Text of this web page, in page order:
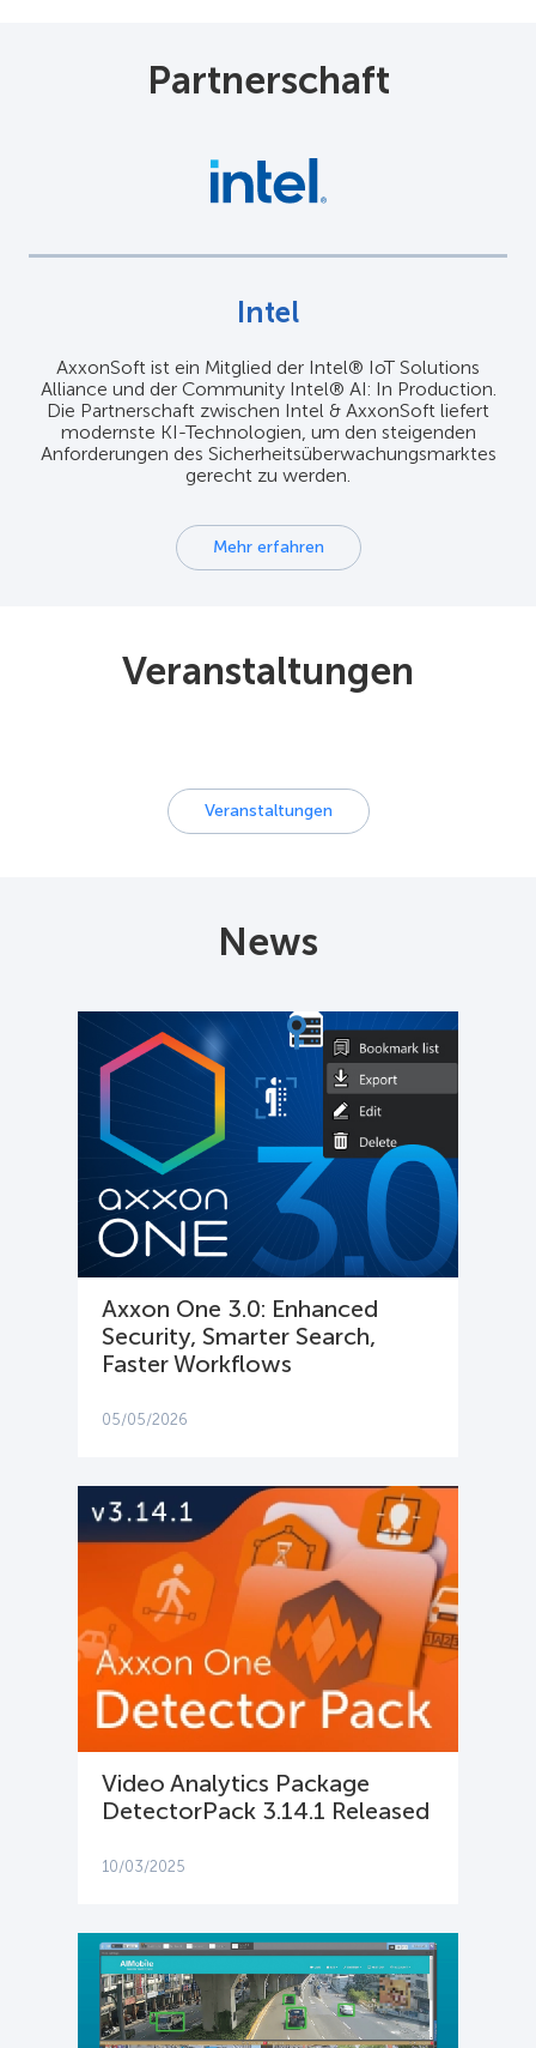
Partnerschaft
Intel
AxxonSoft ist ein Mitglied der Intel® IoT Solutions
Alliance und der Community Intel® AI: In Production.
Die Partnerschaft zwischen Intel & AxxonSoft liefert
modernste KI-Technologien, um den steigenden
Anforderungen des Sicherheitsüberwachungsmarktes
gerecht zu werden.
Mehr erfahren
Veranstaltungen
Veranstaltungen
News
Axxon One 3.0: Enhanced
Security, Smarter Search,
Faster Workflows
05/05/2026
Video Analytics Package
DetectorPack 3.14.1 Released
10/03/2025